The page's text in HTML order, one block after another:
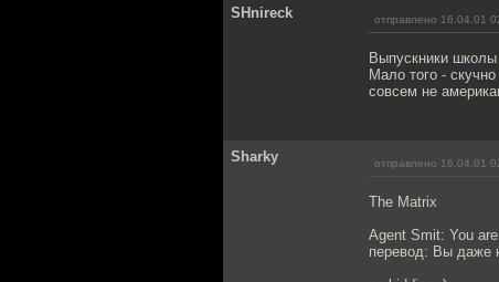
SHnireck отправлено 16.04.01
Выпускники
Мало того -
совсем не
Sharky отправлено 16.04.01
The Matrix
Agent Smit: You
перевод: Вы даже